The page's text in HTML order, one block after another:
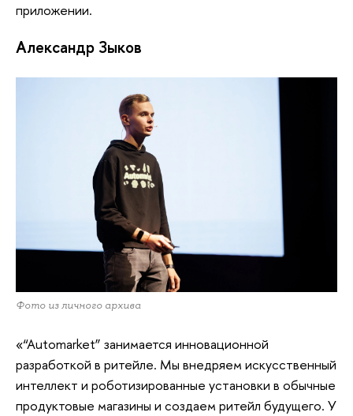
приложении.
Александр Зыков
Фото из личного архива
«“Automarket” занимается инновационной
разработкой в ритейле. Мы внедряем искусственный
интеллект и роботизированные установки в обычные
продуктовые магазины и создаем ритейл будущего. У